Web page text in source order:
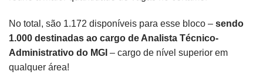
No total, são 1.172 disponíveis para esse bloco – sendo
1.000 destinadas ao cargo de Analista Técnico-
Administrativo do MGI – cargo de nível superior em
qualquer área!